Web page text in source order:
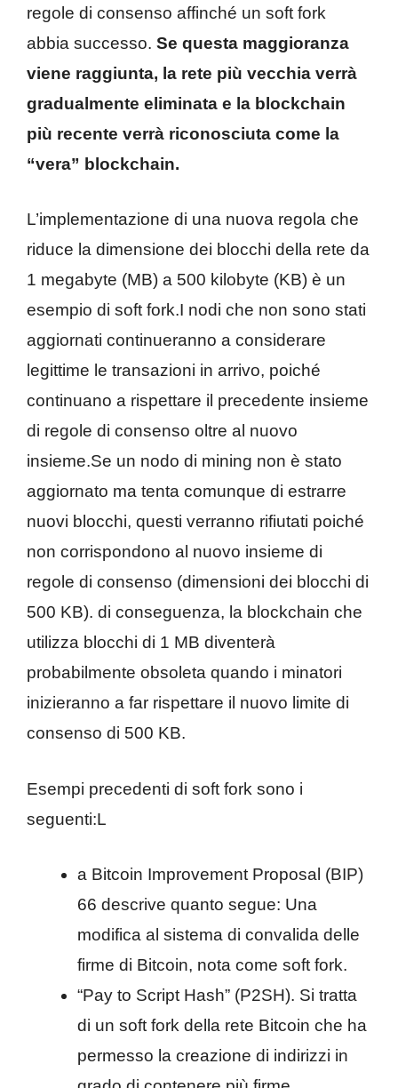
regole di consenso affinché un soft fork
abbia successo. Se questa maggioranza
viene raggiunta, la rete più vecchia verrà
gradualmente eliminata e la blockchain
più recente verrà riconosciuta come la
“vera” blockchain.
L’implementazione di una nuova regola che
riduce la dimensione dei blocchi della rete da
1 megabyte (MB) a 500 kilobyte (KB) è un
esempio di soft fork.I nodi che non sono stati
aggiornati continueranno a considerare
legittime le transazioni in arrivo, poiché
continuano a rispettare il precedente insieme
di regole di consenso oltre al nuovo
insieme.Se un nodo di mining non è stato
aggiornato ma tenta comunque di estrarre
nuovi blocchi, questi verranno rifiutati poiché
non corrispondono al nuovo insieme di
regole di consenso (dimensioni dei blocchi di
500 KB). di conseguenza, la blockchain che
utilizza blocchi di 1 MB diventerà
probabilmente obsoleta quando i minatori
inizieranno a far rispettare il nuovo limite di
consenso di 500 KB.
Esempi precedenti di soft fork sono i
seguenti:L
a Bitcoin Improvement Proposal (BIP)
66 descrive quanto segue: Una
modifica al sistema di convalida delle
firme di Bitcoin, nota come soft fork.
“Pay to Script Hash” (P2SH). Si tratta
di un soft fork della rete Bitcoin che ha
permesso la creazione di indirizzi in